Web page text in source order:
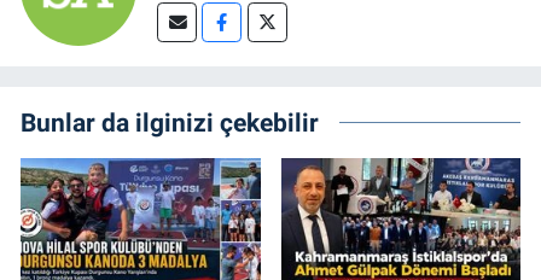
Bunlar da ilginizi çekebilir